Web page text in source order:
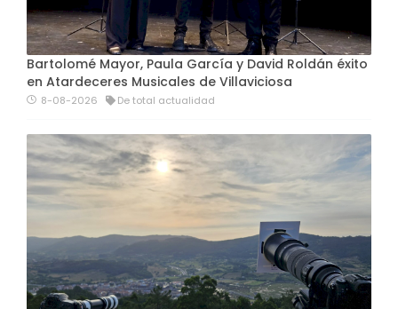
Bartolomé Mayor, Paula García y David Roldán éxito
en Atardeceres Musicales de Villaviciosa
8-08-2026 De total actualidad